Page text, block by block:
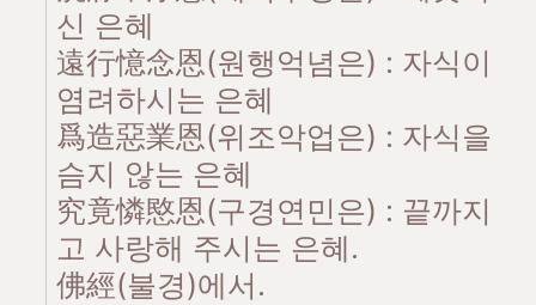
신 은혜
遠行憶念恩(원행억념은) : 자식이
염려하시는 은혜
爲造惡業恩(위조악업은) : 자식을
슴지 않는 은혜
究竟憐愍恩(구경연민은) : 끝까지
고 사랑해 주시는 은혜.
佛經(불경)에서.